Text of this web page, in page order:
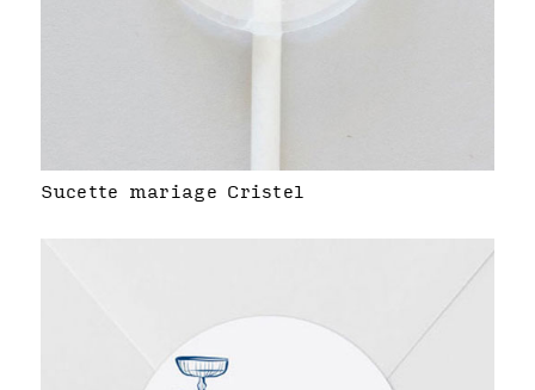
Sucette mariage Cristel